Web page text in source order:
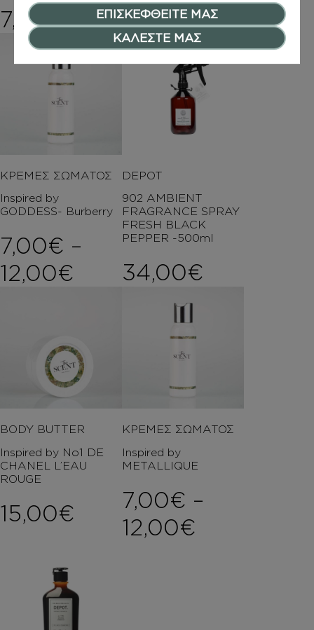
7,50€ 13,00€
ΚΡΕΜΕΣ ΣΩΜΑΤΟΣ
Inspired by
GODDESS- Burberry
7,00€ –
12,00€ Price range: 7,00€
DEPOT
902 AMBIENT
FRAGRANCE SPRAY
FRESH BLACK
PEPPER -500ml
34,00€
BODY BUTTER
Inspired by No1 DE
CHANEL L’EAU
ROUGE
15,00€
ΚΡΕΜΕΣ ΣΩΜΑΤΟΣ
Inspired by
METALLIQUE
7,00€ –
12,00€
ΕΠΙΣΚΕΦΘΕΙΤΕ ΜΑΣ
ΚΑΛΕΣΤΕ ΜΑΣ